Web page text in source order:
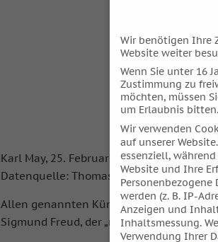
Karl May, 25. Februar 1842, 22.00 Uhr
Datenquelle: Thomas Ring
Allen genannten Künstlern ist gemein,
Sigmund Freud, der „mit dem
Wir benötigen Ihre
Website weiter
Wenn Sie unter 16
Zustimmung zu
möchten, müssen
um Erlaubnis bitten.
Wir verwenden
auf unserer
essenziell,
Website und Ihre
werden (z. B. IP-
Anzeigen und
Inhaltsmessung.
Verwendung Ihrer